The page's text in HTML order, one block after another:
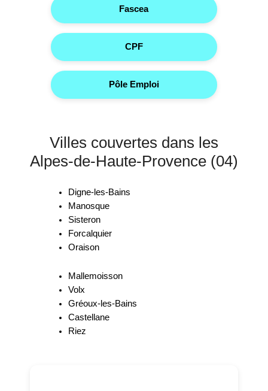
Fascea
CPF
Pôle Emploi
Villes couvertes dans les
Alpes-de-Haute-Provence (04)
Digne-les-Bains
Manosque
Sisteron
Forcalquier
Oraison
Mallemoisson
Volx
Gréoux-les-Bains
Castellane
Riez